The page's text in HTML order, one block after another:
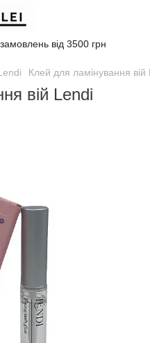
від 3500 грн
Клей для ламінування вій
вій Lendi